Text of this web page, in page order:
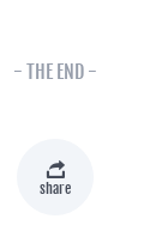
- THE END -
share